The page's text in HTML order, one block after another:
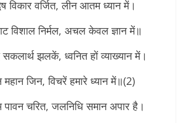
विकार वर्जित, लीन आतम ध्यान में।
विशाल निर्मल, अचल केवल ज्ञान में॥
झलकें, ध्वनित हों व्याख्यान में।
महान जिन, विचरें हमारे ध्यान में॥(2)
पावन चरित, जलनिधि समान अपार है।